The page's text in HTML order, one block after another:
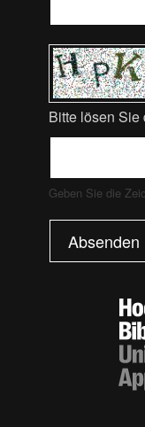
Bitte lösen Sie
Geben Sie die
Absenden